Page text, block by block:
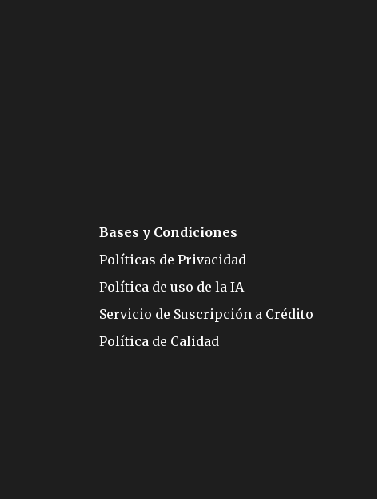
Bases y Condiciones
Políticas de Privacidad
Política de uso de la IA
Servicio de Suscripción a Crédito
Política de Calidad